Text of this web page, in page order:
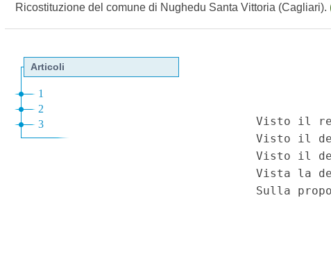
Ricostituzione del comune di Nughedu Santa Vittoria (Cagliari).